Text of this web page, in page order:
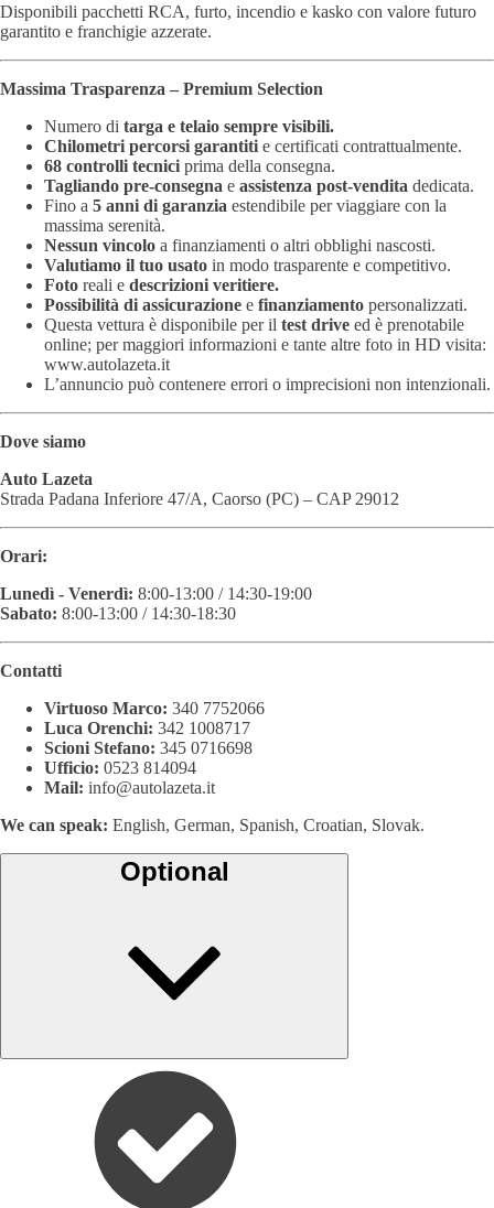
Disponibili pacchetti RCA, furto, incendio e kasko con valore futuro
garantito e franchigie azzerate.
Massima Trasparenza – Premium Selection
Numero di targa e telaio sempre visibili.
Chilometri percorsi garantiti e certificati contrattualmente.
68 controlli tecnici prima della consegna.
Tagliando pre-consegna e assistenza post-vendita dedicata.
Fino a 5 anni di garanzia estendibile per viaggiare con la
massima serenità.
Nessun vincolo a finanziamenti o altri obblighi nascosti.
Valutiamo il tuo usato in modo trasparente e competitivo.
Foto reali e descrizioni veritiere.
Possibilità di assicurazione e finanziamento personalizzati.
Questa vettura è disponibile per il test drive ed è prenotabile
online; per maggiori informazioni e tante altre foto in HD visita:
www.autolazeta.it
L’annuncio può contenere errori o imprecisioni non intenzionali.
Dove siamo
Auto Lazeta
Strada Padana Inferiore 47/A, Caorso (PC) – CAP 29012
Orari:
Lunedì - Venerdì: 8:00-13:00 / 14:30-19:00
Sabato: 8:00-13:00 / 14:30-18:30
Contatti
Virtuoso Marco: 340 7752066
Luca Orenchi: 342 1008717
Scioni Stefano: 345 0716698
Ufficio: 0523 814094
Mail: info@autolazeta.it
We can speak: English, German, Spanish, Croatian, Slovak.
Optional